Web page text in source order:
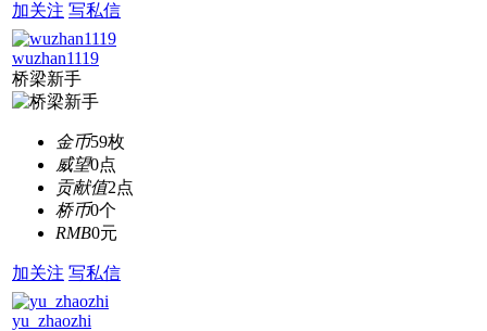
加关注 写私信
wuzhan1119
桥梁新手
金币59枚
威望0点
贡献值2点
桥币0个
RMB0元
加关注 写私信
yu_zhaozhi